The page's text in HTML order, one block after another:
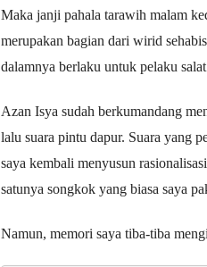
Maka janji pahala tarawih malam
merupakan bagian dari wirid
dalamnya berlaku untuk pelaku
Azan Isya sudah berkumandang
lalu suara pintu dapur. Suara yang
saya kembali menyusun
satunya songkok yang biasa saya
Namun, memori saya tiba-tiba